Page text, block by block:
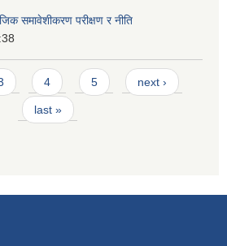
समावेशीकरण परीक्षण र नीति
4 5 next ›
last »